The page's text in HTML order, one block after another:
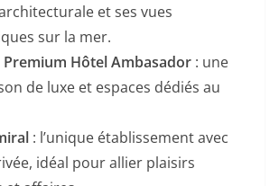
et ses vues
sur la mer.
Premium Hôtel Ambasador : une
de luxe et espaces dédiés au
: l’unique établissement avec
idéal pour allier plaisirs